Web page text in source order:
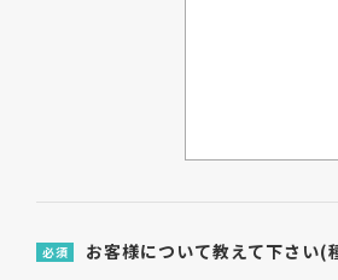
必須 お客様について教えて下さい(